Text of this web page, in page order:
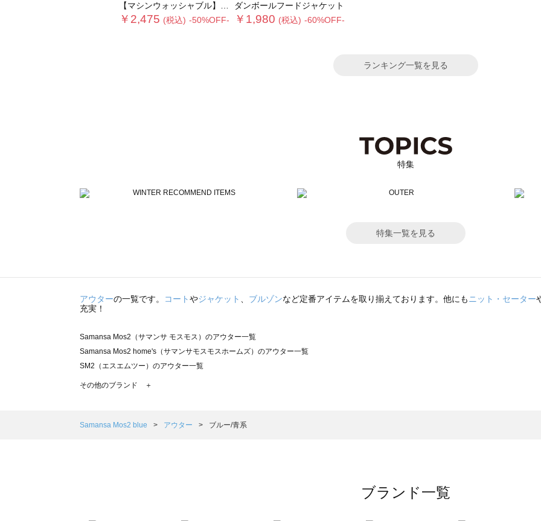
【マシンウォッシャブル】マルチスタイルボンディングブルゾン
￥2,475 (税込) -50%OFF-
ダンボールフードジャケット
￥1,980 (税込) -60%OFF-
ランキング一覧を見る
特集
特集一覧を見る
アウターの一覧です。 コートやジャケット 、 ブルゾンなど定番アイテムを取り揃えております。他にもニット・セーター
充実！
Samansa Mos2（サマンサ モスモス）のアウター一覧
Samansa Mos2 home's（サマンサモスモスホームズ）のアウター一覧
SM2（エスエムツー）のアウター一覧
TSUHARU by Samansa Mos2（ツハルバイサマンサモスモス）のアウター一覧
Samansa Mos2 Lagom（サマンサモスモス ラーゴム）のアウター一覧
その他のブランド ＋
Samansa Mos2 blue アウター ブルー/青系
ブランド一覧